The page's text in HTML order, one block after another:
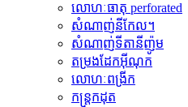
លោហៈធាតុ perforated
សំណាញ់នីកែល។
សំណាញ់ទីតានីញ៉ូម
តម្រងដែកអ៊ីណុក
លោហៈពង្រីក
កន្ត្រកដុត